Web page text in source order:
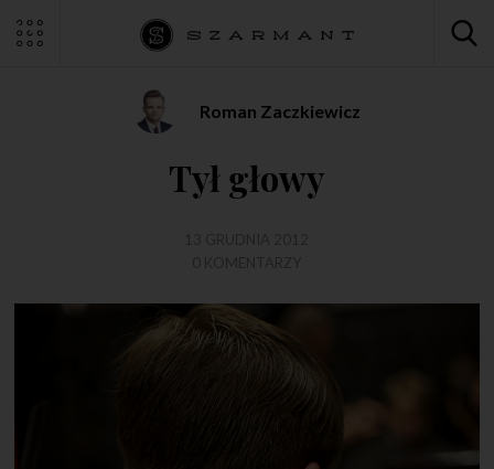
Roman Zaczkiewicz
Tył głowy